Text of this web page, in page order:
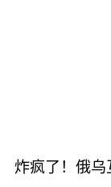
炸疯了！俄乌